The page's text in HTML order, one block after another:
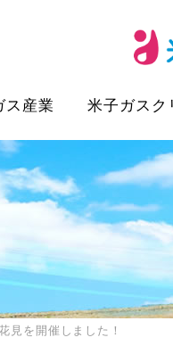
ス産業 米子ガスク
見を開催しました！